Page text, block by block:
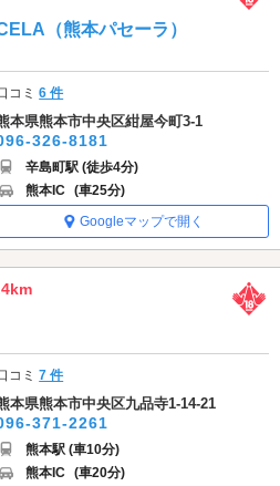
（熊本パセーラ）
コミ6 件
本県熊本市中央区紺屋今町3-1
326-8181
辛島町駅 (徒歩4分)
熊本IC (車25分)
Googleマップで開く
コミ7 件
本県熊本市中央区九品寺1-14-21
371-2261
熊本駅 (車10分)
熊本IC (車20分)